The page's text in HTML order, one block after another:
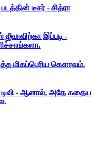
டீசர் - சித்ரா
இப்படி -
மிகப்பெரிய கௌரவம்.
- ஆனால், அதே கதைய